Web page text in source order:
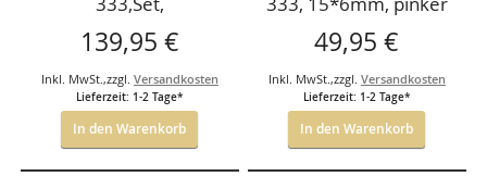
Ohrpendel:roter Stein
15*6mm+Ring
139,95 €
Inkl. MwSt. ,zzgl. Versandkosten
Lieferzeit: 1-2 Tage*
In den Warenkorb
Stein
49,95 €
Inkl. MwSt. ,zzgl. Versandkosten
Lieferzeit: 1-2 Tage*
In den Warenkorb